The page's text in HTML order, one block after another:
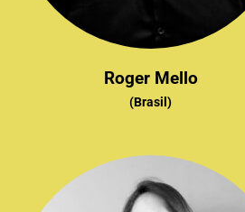
Roger Mello
(Brasil)